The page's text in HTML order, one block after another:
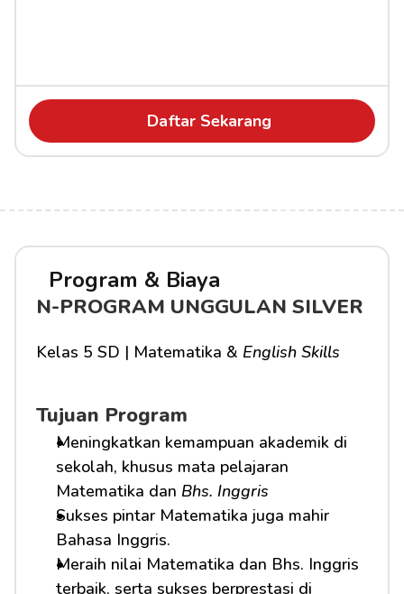
Daftar Sekarang
Program & Biaya
N-PROGRAM UNGGULAN SILVER
Kelas 5 SD | Matematika & English Skills
Tujuan Program
Meningkatkan kemampuan akademik di
sekolah, khusus mata pelajaran
Matematika dan Bhs. Inggris
Sukses pintar Matematika juga mahir
Bahasa Inggris.
Meraih nilai Matematika dan Bhs. Inggris
terbaik, serta sukses berprestasi di